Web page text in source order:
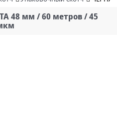
48 мм / 60 метров / 45